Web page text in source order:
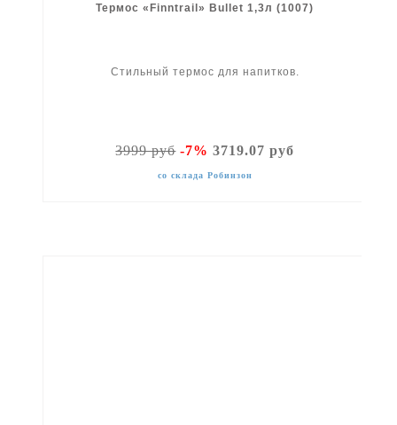
Термос «Finntrail» Bullet 1,3л (1007)
Стильный термос для напитков.
3999 руб-7% 3719.07 руб
со склада Робинзон